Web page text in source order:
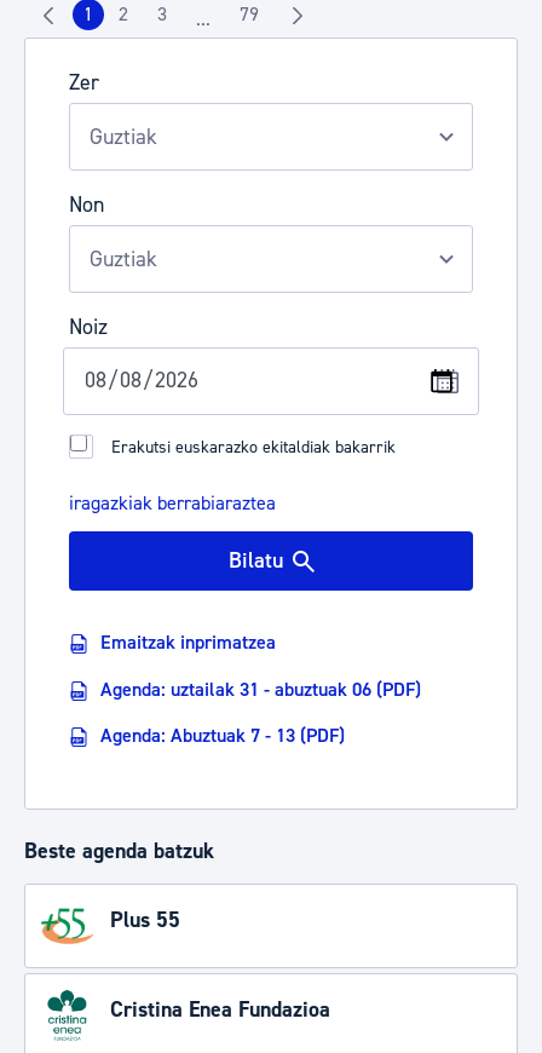
Zer
Non
Noiz
Erakutsi euskarazko ekitaldiak bakarrik
iragazkiak berrabiaraztea
Bilatu
Emaitzak inprimatzea
Agenda: uztailak 31 - abuztuak 06 (PDF)
Agenda: Abuztuak 7 - 13 (PDF)
Beste agenda batzuk
Plus 55
Cristina Enea Fundazioa
Orrialdea
1 Orrialdea
2 Orrialdea
3 ...Intermediate Pages Use TAB to navigate.
Orrialdea
79